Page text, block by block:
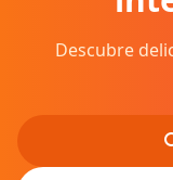
Descubre